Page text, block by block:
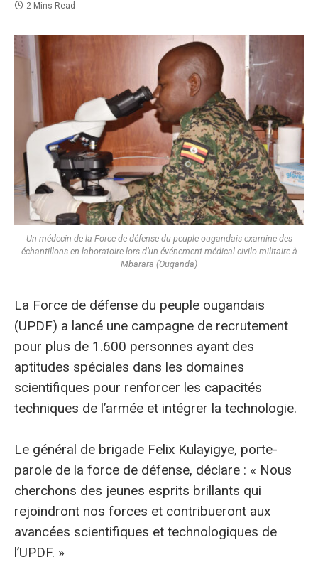
2 Mins Read
Un médecin de la Force de défense du peuple ougandais examine des
échantillons en laboratoire lors d’un événement médical civilo-militaire à
Mbarara (Ouganda)
La Force de défense du peuple ougandais
(UPDF) a lancé une campagne de recrutement
pour plus de 1.600 personnes ayant des
aptitudes spéciales dans les domaines
scientifiques pour renforcer les capacités
techniques de l’armée et intégrer la technologie.
Le général de brigade Felix Kulayigye, porte-
parole de la force de défense, déclare : « Nous
cherchons des jeunes esprits brillants qui
rejoindront nos forces et contribueront aux
avancées scientifiques et technologiques de
l’UPDF. »